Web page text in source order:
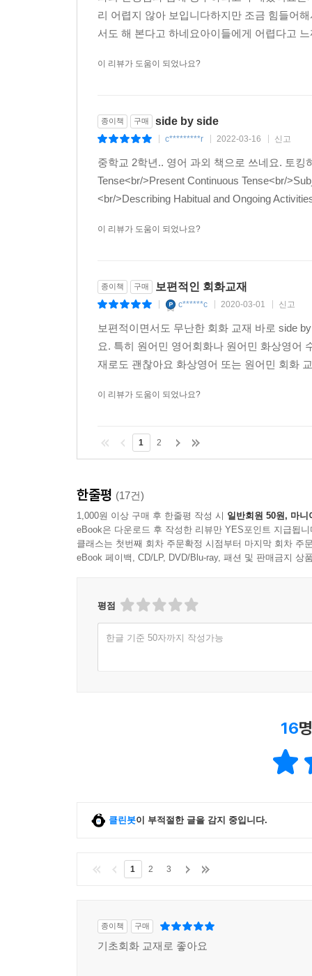
리 어렵지 않아 보입니다하지만 조금 힘들어
서도 해 본다고 하네요아이들에게 어렵다고
이 리뷰가 도움이 되었나요?
종이책 구매 side by side
c*********r 2022-03-16 신고
중학교 2학년.. 영어 과외 책으로 쓰네요. 토
Tense<br/>Present Continuous Tense<br/
<br/>Describing Habitual and Ongoing
이 리뷰가 도움이 되었나요?
종이책 구매 보편적인 회화교재
c******c 2020-03-01 신고
보편적이면서도 무난한 회화 교재 바로 side
요. 특히 원어민 영어회화나 원어민 화상영어
재로도 괜찮아요 화상영어 또는 원어민 회화
이 리뷰가 도움이 되었나요?
1 2
한줄평 (17건)
1,000원 이상 구매 후 한줄평 작성 시 일반회원 50원, 마니
eBook은 다운로드 후 작성한 리뷰만 YES포인트 지급됩니
클래스는 첫번째 회차 주문확정 시점부터 마지막 회차 주
eBook 페이백, CD/LP, DVD/Blu-ray, 패션 및 판매금지 상
평점
한글 기준 50자까지 작성가능
16
클린봇이 부적절한 글을 감지 중입니다.
1 2 3
종이책 구매
기초회화 교재로 좋아요